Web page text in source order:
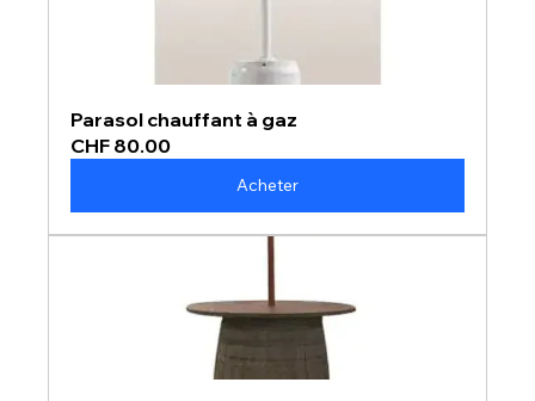
Parasol chauffant à gaz
CHF 80.00
Acheter